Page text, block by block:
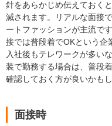
針をあらかじめ伝えておく
減されます。リアルな面接
ートファッションが主流で
接では普段着でOKという企
入社後もテレワークが多い
装で勤務する場合は、普段
確認しておく方が良いかもし
面接時